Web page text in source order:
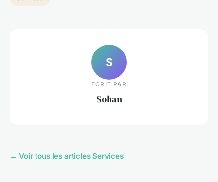
S
ECRIT PAR
Sohan
← Voir tous les articles Services